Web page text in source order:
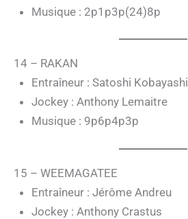
Musique : 2p1p3p(24)8p
14 – RAKAN
Entraîneur : Satoshi Kobayashi
Jockey : Anthony Lemaitre
Musique : 9p6p4p3p
15 – WEEMAGATEE
Entraîneur : Jérôme Andreu
Jockey : Anthony Crastus